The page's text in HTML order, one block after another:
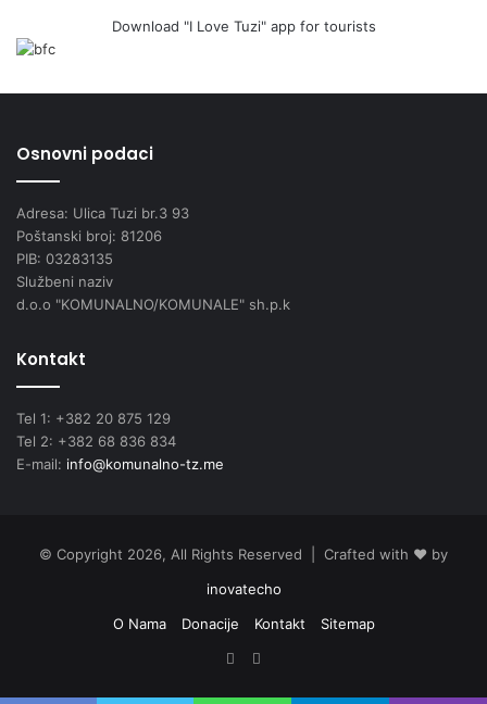
Download "I Love Tuzi" app for tourists
Osnovni podaci
Adresa: Ulica Tuzi br.3 93
Poštanski broj: 81206
PIB: 03283135
Službeni naziv
d.o.o "KOMUNALNO/KOMUNALE" sh.p.k
Kontakt
Tel 1: +382 20 875 129
Tel 2: +382 68 836 834
E-mail: info@komunalno-tz.me
© Copyright 2026, All Rights Reserved | Crafted with ❤️ by
inovatecho
O Nama
Donacije Kontakt
Sitemap
Facebook